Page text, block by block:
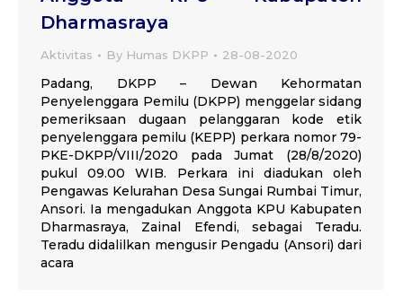
Dharmasraya
Aktivitas By Humas DKPP 28-08-2020
Padang, DKPP – Dewan Kehormatan
Penyelenggara Pemilu (DKPP) menggelar sidang
pemeriksaan dugaan pelanggaran kode etik
penyelenggara pemilu (KEPP) perkara nomor 79-
PKE-DKPP/VIII/2020 pada Jumat (28/8/2020)
pukul 09.00 WIB. Perkara ini diadukan oleh
Pengawas Kelurahan Desa Sungai Rumbai Timur,
Ansori. Ia mengadukan Anggota KPU Kabupaten
Dharmasraya, Zainal Efendi, sebagai Teradu.
Teradu didalilkan mengusir Pengadu (Ansori) dari
acara